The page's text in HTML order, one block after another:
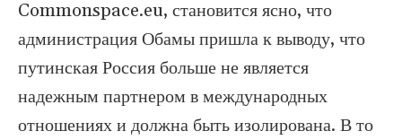
Commonspace.eu, становится ясно, что
администрация Обамы пришла к выводу, что
путинская Россия больше не является
надежным партнером в международных
отношениях и должна быть изолирована. В то